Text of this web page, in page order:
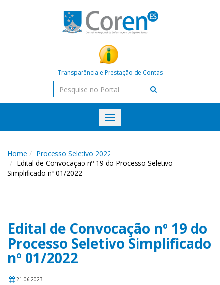
Transparência e Prestação de Contas
Toggle
navigation
Home
Processo Seletivo 2022
Edital de Convocação nº 19 do Processo Seletivo
Simplificado nº 01/2022
Edital de Convocação nº 19 do
Processo Seletivo Simplificado
nº 01/2022
21.06.2023